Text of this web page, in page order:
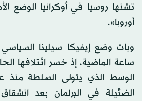
تشنها روسيا في أوكرانيا الوضع
أوروبا».
ساعة الماضية، إذ خسر ائتلافها
الضئيلة في البرلمان بعد